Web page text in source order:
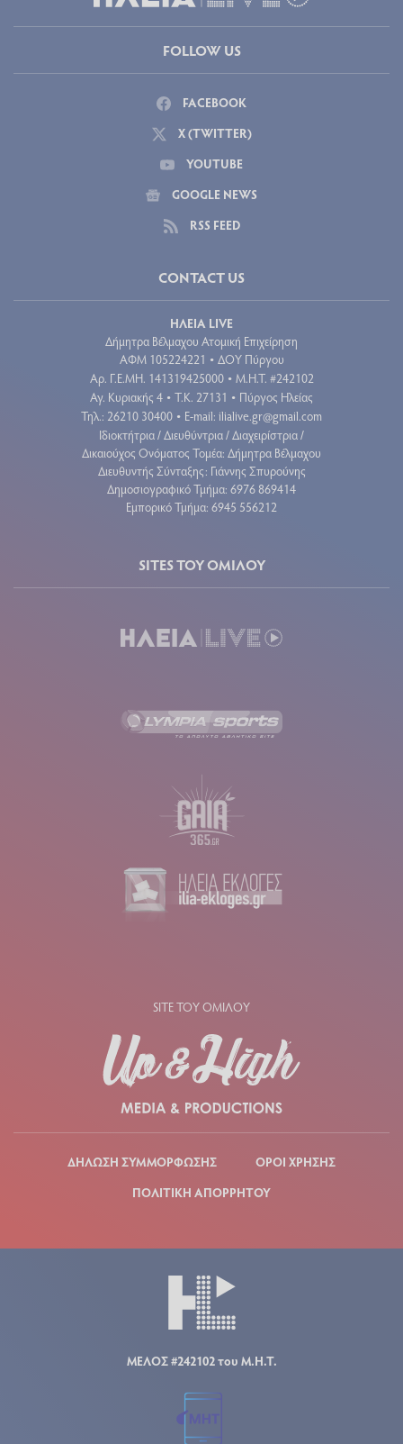
FOLLOW US
FACEBOOK
X (TWITTER)
YOUTUBE
GOOGLE NEWS
RSS FEED
CONTACT US
ΗΛΕΙΑ LIVE
Δήμητρα Βέλμαχου Ατομική Επιχείρηση
ΑΦΜ 105224221 • ΔΟΥ Πύργου
Aρ. Γ.Ε.ΜΗ. 141319425000 • Μ.Η.Τ. #242102
Αγ. Κυριακής 4 • Τ.Κ. 27131 • Πύργος Ηλείας
Τηλ.: 26210 30400 • E-mail: ilialive.gr@gmail.com
Ιδιοκτήτρια / Διευθύντρια / Διαχειρίστρια /
Δικαιούχος Ονόματος Τομέα: Δήμητρα Βέλμαχου
Διευθυντής Σύνταξης: Γιάννης Σπυρούνης
Δημοσιογραφικό Τμήμα: 6976 869414
Εμπορικό Τμήμα: 6945 556212
SITES ΤΟΥ ΟΜΙΛΟΥ
SITE ΤΟΥ ΟΜΙΛΟΥ
ΔΗΛΩΣΗ ΣΥΜΜΟΡΦΩΣΗΣ
ΟΡΟΙ ΧΡΗΣΗΣ
ΠΟΛΙΤΙΚΗ ΑΠΟΡΡΗΤΟΥ
ΜΕΛΟΣ #242102 του Μ.Η.Τ.